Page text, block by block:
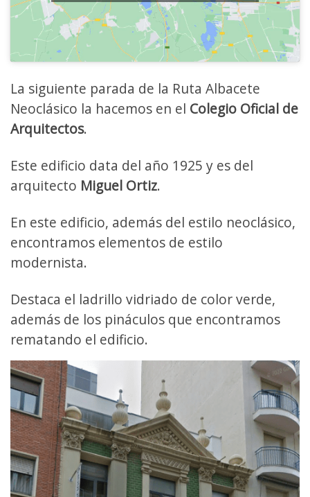
La siguiente parada de la Ruta Albacete
Neoclásico la hacemos en el Colegio Oficial de
Arquitectos.
Este edificio data del año 1925 y es del
arquitecto Miguel Ortiz.
En este edificio, además del estilo neoclásico,
encontramos elementos de estilo
modernista.
Destaca el ladrillo vidriado de color verde,
además de los pináculos que encontramos
rematando el edificio.